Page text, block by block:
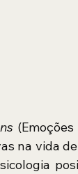
na vida